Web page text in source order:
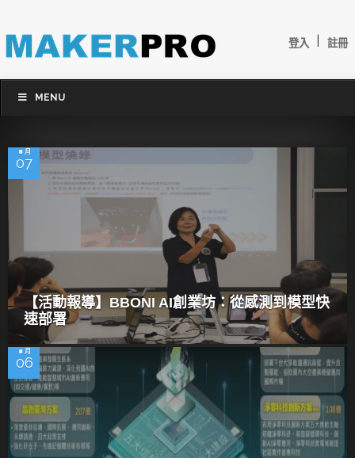
登入 註冊
MENU
8 月
07
【活動報導】BBONI AI創業坊：從感測到模型快
速部署
8 月
06